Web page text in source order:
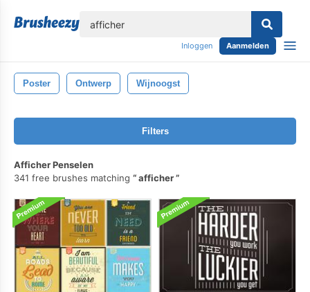
Inloggen Aanmelden
Poster Ontwerp Wijnoogst
Filters
Afficher Penselen
341 free brushes matching
afficher